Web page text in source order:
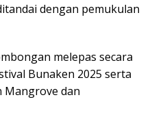
dengan pemukulan
melepas secara
Bunaken 2025 serta
Mangrove dan